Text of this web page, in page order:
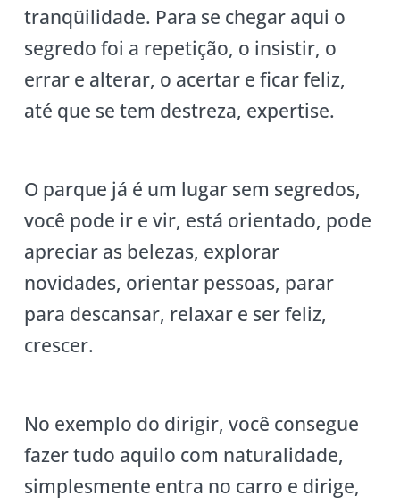
tranqüilidade. Para se chegar aqui o
segredo foi a repetição, o insistir, o
errar e alterar, o acertar e ficar feliz,
até que se tem destreza, expertise.
O parque já é um lugar sem segredos,
você pode ir e vir, está orientado, pode
apreciar as belezas, explorar
novidades, orientar pessoas, parar
para descansar, relaxar e ser feliz,
crescer.
No exemplo do dirigir, você consegue
fazer tudo aquilo com naturalidade,
simplesmente entra no carro e dirige,